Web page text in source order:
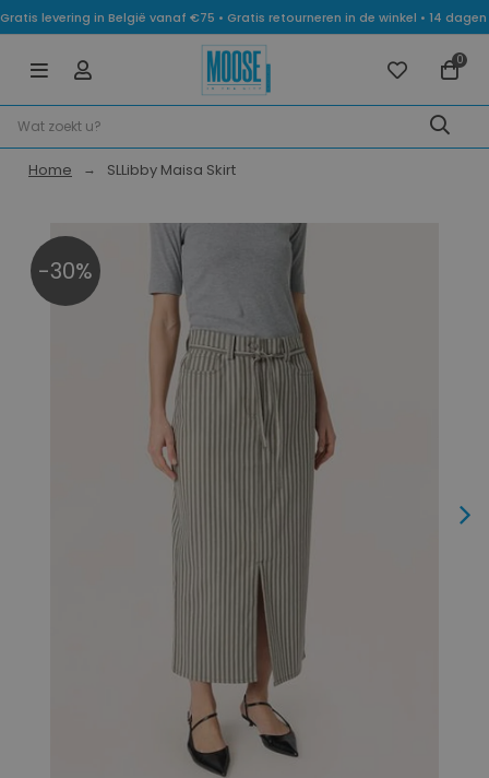
Gratis levering in België vanaf €75 • Gratis retourneren in de winkel • 14
0
Home SLLibby Maisa Skirt
-30%
Next